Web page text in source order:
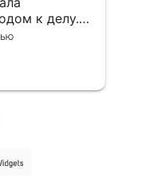
к делу.